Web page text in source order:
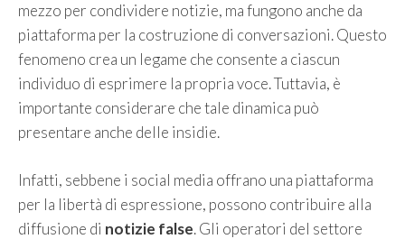
mezzo per condividere notizie, ma fungono anche da
piattaforma per la costruzione di conversazioni. Questo
fenomeno crea un legame che consente a ciascun
individuo di esprimere la propria voce. Tuttavia, è
importante considerare che tale dinamica può
presentare anche delle insidie.
Infatti, sebbene i social media offrano una piattaforma
per la libertà di espressione, possono contribuire alla
diffusione di notizie false. Gli operatori del settore